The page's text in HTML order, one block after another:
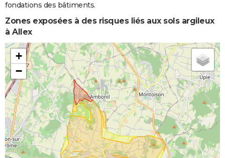
fondations des bâtiments.
Zones exposées à des risques liés aux sols argileux
à Allex
+
−